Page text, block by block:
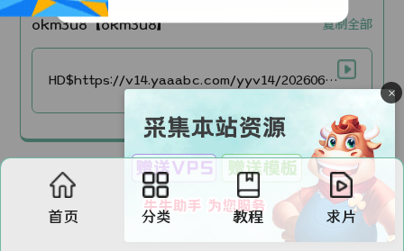
okm3u8【okm3u8】 复制全部
HD$https://v14.yaaabc.com/yyv14/202606/29/ZhafEq5XgS27/video/index.m3u8
首页 分类 教程 求片
×